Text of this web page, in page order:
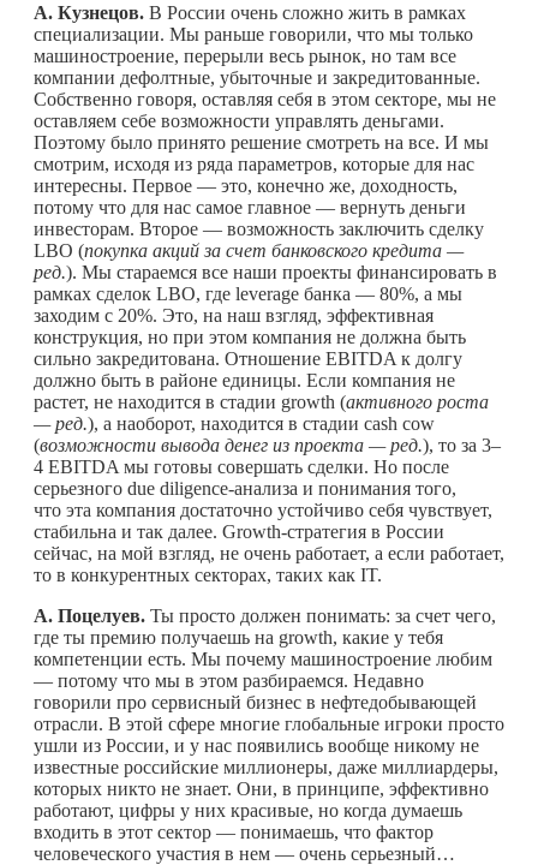
А. Кузнецов. В России очень сложно жить в рамках
специализации. Мы раньше говорили, что мы только
машиностроение, перерыли весь рынок, но там все
компании дефолтные, убыточные и закредитованные.
Собственно говоря, оставляя себя в этом секторе, мы не
оставляем себе возможности управлять деньгами.
Поэтому было принято решение смотреть на все. И мы
смотрим, исходя из ряда параметров, которые для нас
интересны. Первое — это, конечно же, доходность,
потому что для нас самое главное — вернуть деньги
инвесторам. Второе — возможность заключить сделку
LBO (покупка акций за счет банковского кредита —
ред.). Мы стараемся все наши проекты финансировать в
рамках сделок LBO, где leverage банка — 80%, а мы
заходим с 20%. Это, на наш взгляд, эффективная
конструкция, но при этом компания не должна быть
сильно закредитована. Отношение EBITDA к долгу
должно быть в районе единицы. Если компания не
растет, не находится в стадии growth (активного роста
— ред.), а наоборот, находится в стадии cash cow
(возможности вывода денег из проекта — ред.), то за 3–
4 EBITDA мы готовы совершать сделки. Но после
серьезного due diligence-анализа и понимания того,
что эта компания достаточно устойчиво себя чувствует,
стабильна и так далее. Growth-стратегия в России
сейчас, на мой взгляд, не очень работает, а если работает,
то в конкурентных секторах, таких как IT.
А. Поцелуев. Ты просто должен понимать: за счет чего,
где ты премию получаешь на growth, какие у тебя
компетенции есть. Мы почему машиностроение любим
— потому что мы в этом разбираемся. Недавно
говорили про сервисный бизнес в нефтедобывающей
отрасли. В этой сфере многие глобальные игроки просто
ушли из России, и у нас появились вообще никому не
известные российские миллионеры, даже миллиардеры,
которых никто не знает. Они, в принципе, эффективно
работают, цифры у них красивые, но когда думаешь
входить в этот сектор — понимаешь, что фактор
человеческого участия в нем — очень серьезный…